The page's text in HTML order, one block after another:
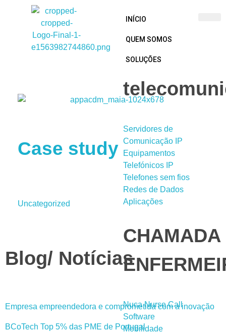
INÍCIO
QUEM SOMOS
SOLUÇÕES
Servidores de
Comunicação IP
Equipamentos
Telefónicos IP
Telefones sem fios
Redes de Dados
Aplicações
CHAMADA
Nuca Nurse Call
Software
Mobilidade
Case study
Uncategorized
Blog/ Notícias
Empresa empreendedora e comprometida com a inovação
BCoTech Top 5% das PME de Portugal